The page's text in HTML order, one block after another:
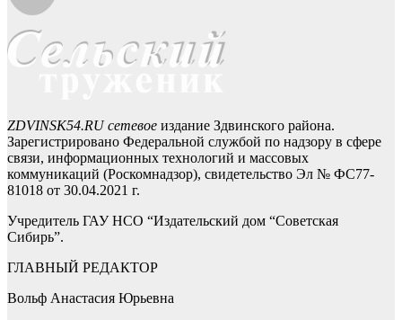
ZDVINSK54.RU сетевое издание Здвинского района.
Зарегистрировано Федеральной службой по надзору в сфере
связи, информационных технологий и массовых
коммуникаций (Роскомнадзор), свидетельство Эл № ФС77-
81018 от 30.04.2021 г.
Учредитель ГАУ НСО “Издательский дом “Советская
Сибирь”.
ГЛАВНЫЙ РЕДАКТОР
Вольф Анастасия Юрьевна